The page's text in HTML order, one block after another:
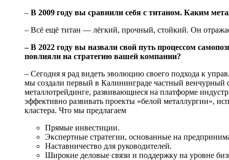
– В 2009 году вы сравнили себя с титаном. Каким
– Всё ещё титан — лёгкий, прочный, стойкий. Он
– В 2022 году вы назвали свой путь процессом
повлияли на стратегию вашей компании?
– Сегодня я рад видеть эволюцию своего подхода к
мы создали первый в Калининграде частный венчурный
металлотрейдинге, развивающиеся на платформе
эффективно развивать проекты «белой металлургии»,
кластера. Что мы предлагаем
Прямые инвестиции.
Экспертные стратегии, основанные на
Наставничество для руководителей.
Широкие деловые связи и поддержку на уровне